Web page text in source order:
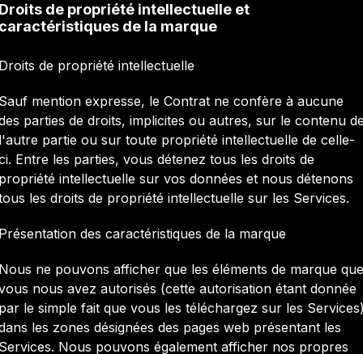
de propriété intellectuelle et
de la marque
de propriété intellectuelle
mention expresse, le Contrat ne confère à aucune
parties de droits, implicites ou autres, sur le contenu
partie ou sur toute propriété intellectuelle de celle-
Entre les parties, vous détenez tous les droits de
intellectuelle sur vos données et nous détenons
les droits de propriété intellectuelle sur les Services.
des caractéristiques de la marque
ne pouvons afficher que les éléments de marque que
nous avez autorisés (cette autorisation étant donnée
le simple fait que vous les téléchargez sur les
les zones désignées des pages web présentant les
Nous pouvons également afficher nos propres